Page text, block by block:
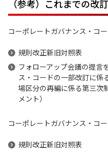
（参考）これまでの改訂
コーポレートガバナンス・コ
規則改正新旧対照表
フォローアップ会議の提言
ス・コードの一部改訂に係
場区分の再編に係る第三次
メント）
コーポレートガバナンス・コ
規則改正新旧対照表